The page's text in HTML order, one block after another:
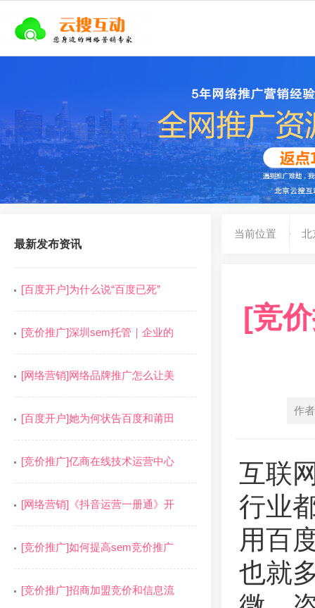
最新发布资讯
[百度开户]为什么说“百度已死”
[竞价推广]深圳sem托管｜企业的
[网络营销]网络品牌推广怎么让美
[百度开户]她为何状告百度和莆田
[竞价推广]亿商在线技术运营中心
[网络营销]《抖音运营一册通》开
[竞价推广]如何提高sem竞价推广
[竞价推广]招商加盟竞价和信息流
当前位置 北
[竞
作者
互联
行业
用百
也就